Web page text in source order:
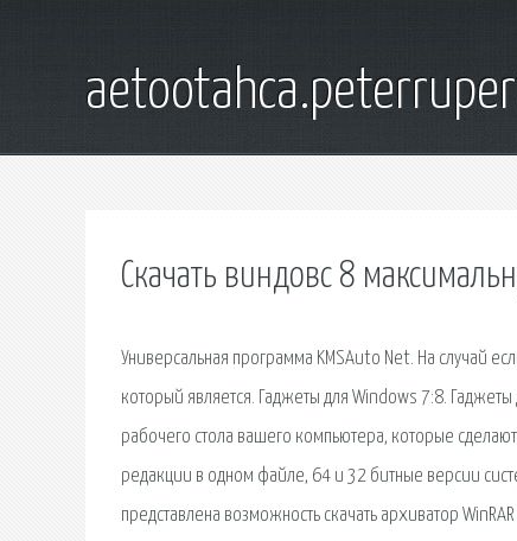
Скачать виндовс 8
Универсальная программа KMSAuto Net. На случай
который является. Гаджеты для Windows 7:8.
рабочего стола вашего компьютера, которые
редакции в одном файле, 64 и 32 битные версии
представлена возможность скачать архиватор